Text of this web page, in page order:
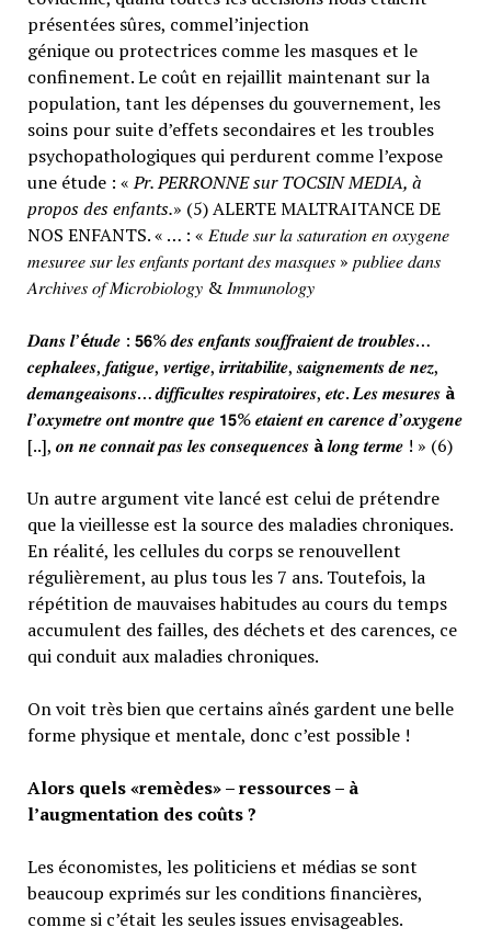
présentées sûres, commel’injection
génique ou protectrices comme les masques et le
confinement. Le coût en rejaillit maintenant sur la
population, tant les dépenses du gouvernement, les
soins pour suite d’effets secondaires et les troubles
psychopathologiques qui perdurent comme l’expose
une étude : «Pr. PERRONNE sur TOCSIN MEDIA, à
propos des enfants.» (5) ALERTE MALTRAITANCE DE
NOS ENFANTS. « … : « 𝐸𝑡𝑢𝑑𝑒 𝑠𝑢𝑟 𝑙𝑎 𝑠𝑎𝑡𝑢𝑟𝑎𝑡𝑖𝑜𝑛 𝑒𝑛 𝑜𝑥𝑦𝑔𝑒𝑛𝑒
𝑚𝑒𝑠𝑢𝑟𝑒𝑒 𝑠𝑢𝑟 𝑙𝑒𝑠 𝑒𝑛𝑓𝑎𝑛𝑡𝑠 𝑝𝑜𝑟𝑡𝑎𝑛𝑡 𝑑𝑒𝑠 𝑚𝑎𝑠𝑞𝑢𝑒𝑠 » 𝑝𝑢𝑏𝑙𝑖𝑒𝑒 𝑑𝑎𝑛𝑠
𝐴𝑟𝑐ℎ𝑖𝑣𝑒𝑠 𝑜𝑓 𝑀𝑖𝑐𝑟𝑜𝑏𝑖𝑜𝑙𝑜𝑔𝑦 & 𝐼𝑚𝑚𝑢𝑛𝑜𝑙𝑜𝑔𝑦
𝑫𝒂𝒏𝒔 𝒍’é𝒕𝒖𝒅𝒆 : 𝟱𝟲% 𝒅𝒆𝒔 𝒆𝒏𝒇𝒂𝒏𝒕𝒔 𝒔𝒐𝒖𝒇𝒇𝒓𝒂𝒊𝒆𝒏𝒕 𝒅𝒆 𝒕𝒓𝒐𝒖𝒃𝒍𝒆𝒔…
𝒄𝒆𝒑𝒉𝒂𝒍𝒆𝒆𝒔, 𝒇𝒂𝒕𝒊𝒈𝒖𝒆, 𝒗𝒆𝒓𝒕𝒊𝒈𝒆, 𝒊𝒓𝒓𝒊𝒕𝒂𝒃𝒊𝒍𝒊𝒕𝒆, 𝒔𝒂𝒊𝒈𝒏𝒆𝒎𝒆𝒏𝒕𝒔 𝒅𝒆 𝒏𝒆𝒛,
𝒅𝒆𝒎𝒂𝒏𝒈𝒆𝒂𝒊𝒔𝒐𝒏𝒔… 𝒅𝒊𝒇𝒇𝒊𝒄𝒖𝒍𝒕𝒆𝒔 𝒓𝒆𝒔𝒑𝒊𝒓𝒂𝒕𝒐𝒊𝒓𝒆𝒔, 𝒆𝒕𝒄. 𝑳𝒆𝒔 𝒎𝒆𝒔𝒖𝒓𝒆𝒔 à
𝒍’𝒐𝒙𝒚𝒎𝒆𝒕𝒓𝒆 𝒐𝒏𝒕 𝒎𝒐𝒏𝒕𝒓𝒆 𝒒𝒖𝒆 𝟭𝟱% 𝒆𝒕𝒂𝒊𝒆𝒏𝒕 𝒆𝒏 𝒄𝒂𝒓𝒆𝒏𝒄𝒆 𝒅’𝒐𝒙𝒚𝒈𝒆𝒏𝒆
[..], 𝒐𝒏 𝒏𝒆 𝒄𝒐𝒏𝒏𝒂𝒊𝒕 𝒑𝒂𝒔 𝒍𝒆𝒔 𝒄𝒐𝒏𝒔𝒆𝒒𝒖𝒆𝒏𝒄𝒆𝒔 à𝒍𝒐𝒏𝒈 𝒕𝒆𝒓𝒎𝒆 ! » (6)
Un autre argument vite lancé est celui de prétendre
que la vieillesse est la source des maladies chroniques.
En réalité, les cellules du corps se renouvellent
régulièrement, au plus tous les 7 ans. Toutefois, la
répétition de mauvaises habitudes au cours du temps
accumulent des failles, des déchets et des carences, ce
qui conduit aux maladies chroniques.
On voit très bien que certains aînés gardent une belle
forme physique et mentale, donc c’est possible !
Alors quels «remèdes» – ressources – à
l’augmentation des coûts ?
Les économistes, les politiciens et médias se sont
beaucoup exprimés sur les conditions financières,
comme si c’était les seules issues envisageables.